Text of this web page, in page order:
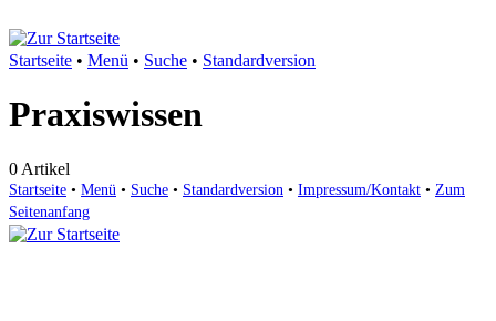
Startseite • Menü • Suche • Standardversion
Praxiswissen
0 Artikel
Startseite • Menü • Suche • Standardversion • Impressum/Kontakt • Zum
Seitenanfang